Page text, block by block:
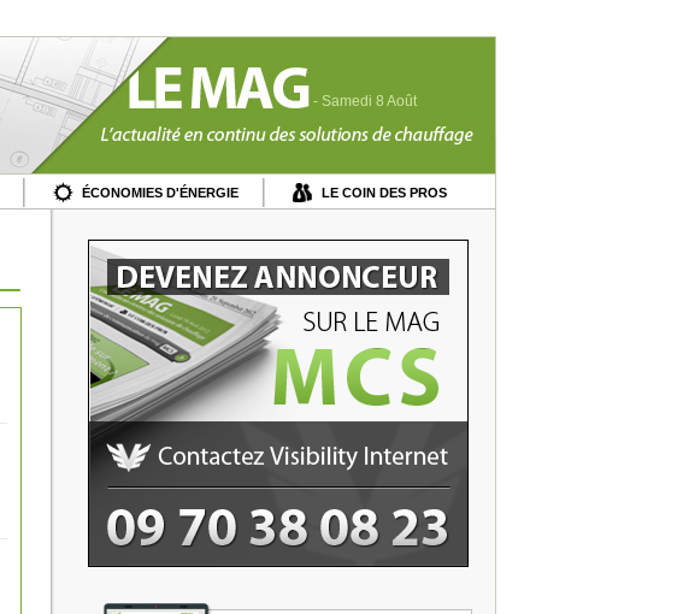
- Samedi 8 Août
ÉCONOMIES D'ÉNERGIE LE COIN DES PROS